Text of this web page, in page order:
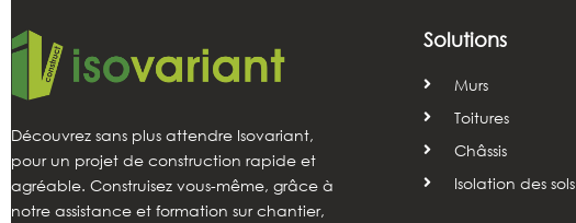
Découvrez sans plus attendre Isovariant,
pour un projet de construction rapide et
agréable. Construisez vous-même, grâce à
notre assistance et formation sur chantier,
Solutions
Murs
Toitures
Châssis
Isolation des sols